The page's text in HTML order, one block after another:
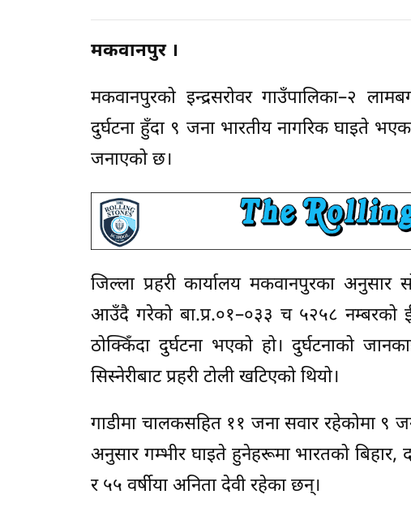
मकवानपुर ।
मकवानपुरको इन्द्रसरोवर गाउँपालिका–२
दुर्घटना हुँदा ९ जना भारतीय नागरिक घाइते
जनाएको छ।
जिल्ला प्रहरी कार्यालय मकवानपुरका अनुसार
आउँदै गरेको बा.प्र.०१–०३३ च ५२५८ नम्बरको
ठोक्किँदा दुर्घटना भएको हो। दुर्घटनाको
सिस्नेरीबाट प्रहरी टोली खटिएको थियो।
गाडीमा चालकसहित ११ जना सवार रहेकोमा ९
अनुसार गम्भीर घाइते हुनेहरूमा भारतको बिहार,
र ५५ वर्षीया अनिता देवी रहेका छन्।